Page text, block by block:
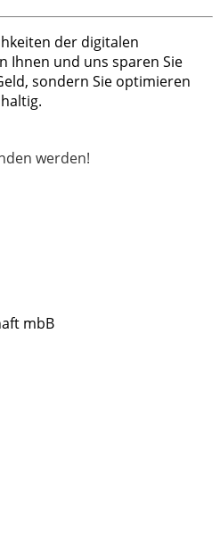
der digitalen
Ihnen und uns sparen Sie
sondern Sie optimieren
werden!
mbB